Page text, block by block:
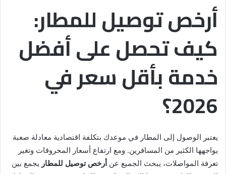
أرخص توصيل للمطار:
كيف تحصل على أفضل
خدمة بأقل سعر في
2026؟
يعتبر الوصول إلى المطار في موعدك بتكلفة اقتصادية معادلة صعبة
يواجهها الكثير من المسافرين. ومع ارتفاع أسعار المحروقات وتغير
تعرفة المواصلات، يبحث الجميع عن أرخص توصيل للمطار يجمع بين